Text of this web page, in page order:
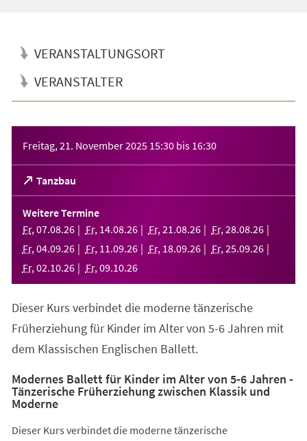
VERANSTALTUNGSORT
VERANSTALTER
Freitag, 21. November 2025 15:30 bis 16:30
Tanzbau
(Öffnet
in
einem
neuen
Tab)
Weitere Termine
Fr, 07.08.26 Fr, 14.08.26 Fr, 21 .08.26 Fr, 28.08.26
Fr, 04.09.26 Fr, 11 .09.26 Fr, 18.09.26 Fr, 25.09.26
Fr, 02.10.26 Fr, 09.10.26
Dieser Kurs verbindet die moderne tänzerische
Früherziehung für Kinder im Alter von 5-6 Jahren mit
dem Klassischen Englischen Ballett.
Modernes Ballett für Kinder im Alter von 5-6 Jahren -
Tänzerische Früherziehung zwischen Klassik und
Moderne
Dieser Kurs verbindet die moderne tänzerische